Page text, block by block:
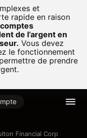
et
rapide en raison
de l’argent en
Vous devez
le fonctionnement
de prendre
Financial Corp